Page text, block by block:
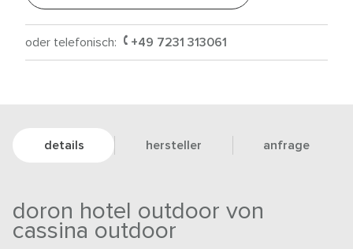
oder telefonisch: +49 7231 313061
details hersteller anfrage
doron hotel outdoor von
cassina outdoor